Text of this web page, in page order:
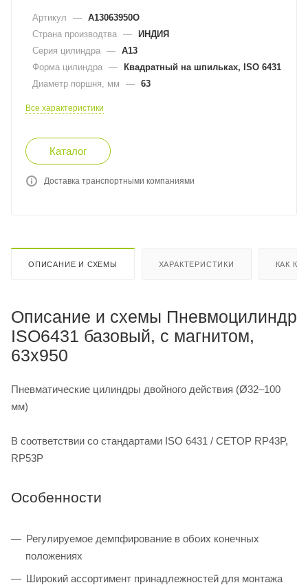
Артикул — A13063950O
Страна производтва — ИНДИЯ
Серия цилиндра — A13
Форма цилиндра — Квадратный на шпильках, ISO 6431
Диаметр поршня, мм
— 63
Все характеристики
Каталог
Доставка транспортными компаниями
ОПИСАНИЕ И СХЕМЫ ХАРАКТЕРИСТИКИ КАК
Описание и схемы Пневмоцилиндр
ISO6431 базовый, с магнитом,
63x950
Пневматические цилиндры двойного действия (Ø32–100
мм)
В соответствии со стандартами ISO 6431 / CETOP RP43P,
RP53P
Особенности
Регулируемое демпфирование в обоих конечных
положениях
Широкий ассортимент принадлежностей для монтажа